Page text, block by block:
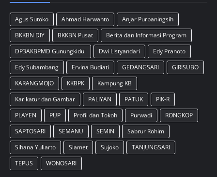
Agus Sutoko Ahmad Harwanto
Anjar Purbaningsih
BKKBN DIY
BKKBN Pusat
Berita dan Informasi Program
DP3AKBPMD Gunungkidul
Dwi Listyandari
Edy Pranoto
Edy Subambang
Ervina Budiati GEDANGSARI
GIRISUBO
KARANGMOJO
KKBPK
Kampung KB
Karikatur dan Gambar
PALIYAN PATUK
PIK-R
PLAYEN
PUP Profil dan Tokoh Purwadi
RONGKOP
SAPTOSARI
SEMANU SEMIN
Sabrur Rohim
Sihana Yuliarto
Slamet Sujoko
TANJUNGSARI
TEPUS
WONOSARI